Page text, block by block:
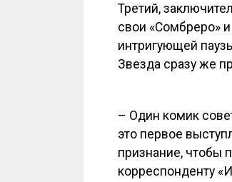
Третий,
свои «Сомбреро»
интригующей
Звезда сразу же
– Один комик
это первое
признание, чтобы
корреспонденту